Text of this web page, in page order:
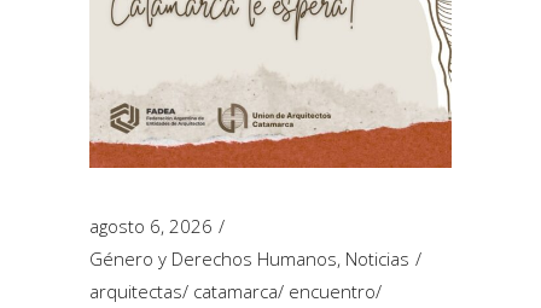
agosto 6, 2026
Género y Derechos Humanos, Noticias
arquitectas/ catamarca/ encuentro/